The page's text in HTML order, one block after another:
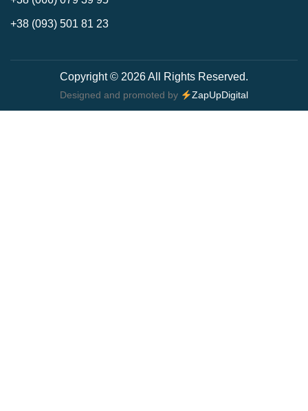
+38 (093) 501 81 23
Copyright © 2026 All Rights Reserved.
Designed and promoted by ZapUpDigital